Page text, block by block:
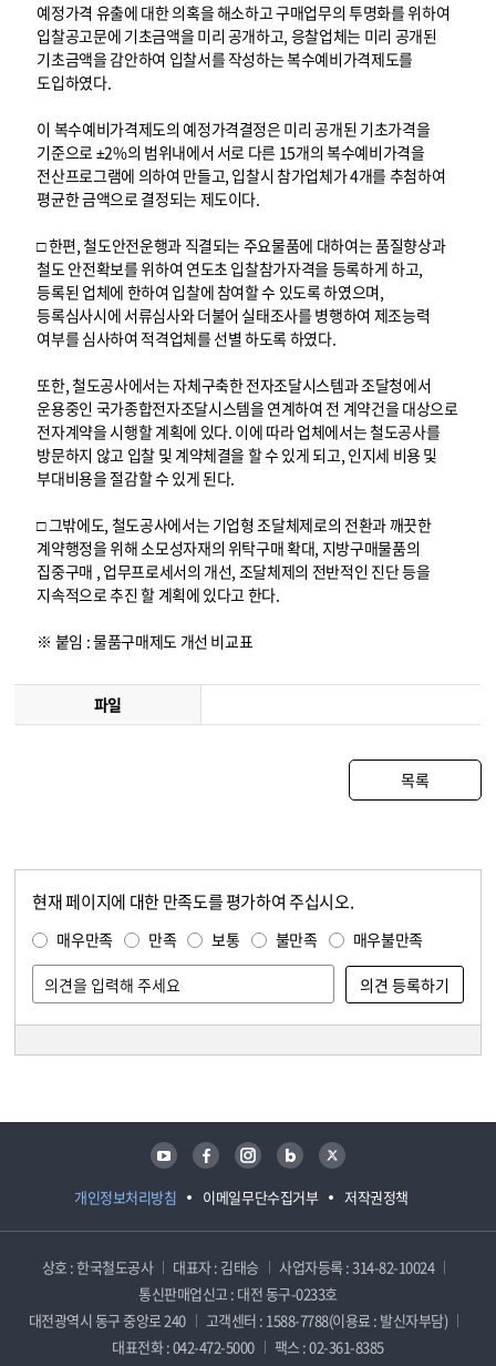
예정가격 유출에 대한 의혹을 해소하고 구매업무의 투명화를 위하여
입찰공고문에 기초금액을 미리 공개하고, 응찰업체는 미리 공개된
기초금액을 감안하여 입찰서를 작성하는 복수예비가격제도를
도입하였다.
이 복수예비가격제도의 예정가격결정은 미리 공개된 기초가격을
기준으로 ±2%의 범위내에서 서로 다른 15개의 복수예비가격을
전산프로그램에 의하여 만들고, 입찰시 참가업체가 4개를 추첨하여
평균한 금액으로 결정되는 제도이다.
□ 한편, 철도안전운행과 직결되는 주요물품에 대하여는 품질향상과
철도 안전확보를 위하여 연도초 입찰참가자격을 등록하게 하고,
등록된 업체에 한하여 입찰에 참여할 수 있도록 하였으며,
등록심사시에 서류심사와 더불어 실태조사를 병행하여 제조능력
여부를 심사하여 적격업체를 선별 하도록 하였다.
또한, 철도공사에서는 자체구축한 전자조달시스템과 조달청에서
운용중인 국가종합전자조달시스템을 연계하여 전 계약건을 대상으로
전자계약을 시행할 계획에 있다. 이에 따라 업체에서는 철도공사를
방문하지 않고 입찰 및 계약체결을 할 수 있게 되고, 인지세 비용 및
부대비용을 절감할 수 있게 된다.
□ 그밖에도, 철도공사에서는 기업형 조달체제로의 전환과 깨끗한
계약행정을 위해 소모성자재의 위탁구매 확대, 지방구매물품의
집중구매 , 업무프로세서의 개선, 조달체제의 전반적인 진단 등을
지속적으로 추진 할 계획에 있다고 한다.
※ 붙임 : 물품구매제도 개선 비교표
파일
목록
현재 페이지에 대한 만족도를 평가하여 주십시오.
매우만족 만족 보통 불만족 매우불만족
개인정보처리방침 이메일무단수집거부 저작권정책
유튜브 페이스북 인스타그램 블로그 트위터
상호 : 한국철도공사 대표자 : 김태승
사업자등록 : 314-82-10024
통신판매업신고 : 대전 동구-0233호
대전광역시 동구 중앙로 240
고객센터 : 1588-7788(이용료 : 발신자부담)
대표전화 : 042-472-5000
팩스 : 02-361-8385